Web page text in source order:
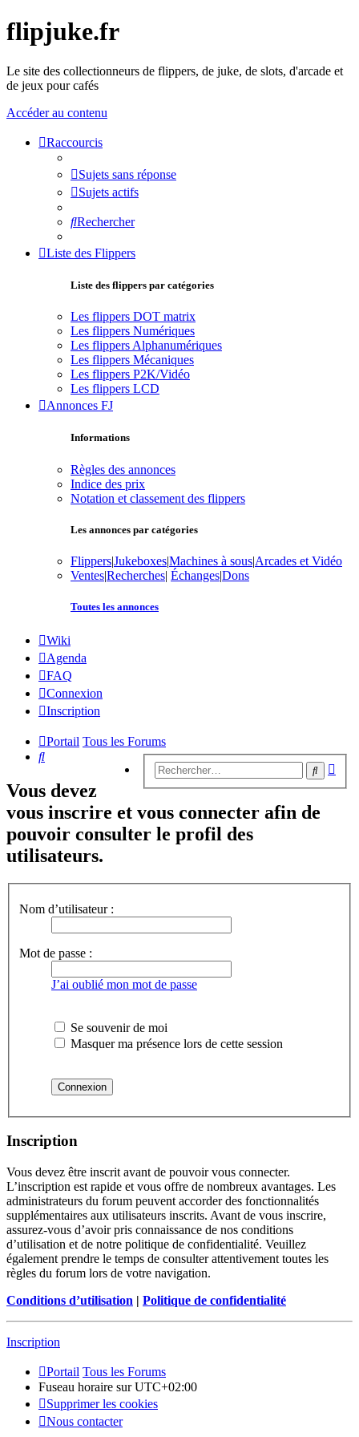
flipjuke.fr
Le site des collectionneurs de flippers, de juke, de slots, d'arcade et
de jeux pour cafés
Accéder au contenu
Raccourcis
Sujets sans réponse
Sujets actifs
Rechercher
Liste des Flippers
Liste des flippers par catégories
Les flippers DOT matrix
Les flippers Numériques
Les flippers Alphanumériques
Les flippers Mécaniques
Les flippers P2K/Vidéo
Les flippers LCD
Annonces FJ
Informations
Règles des annonces
Indice des prix
Notation et classement des flippers
Les annonces par catégories
Flippers|Jukeboxes|Machines à sous|Arcades et Vidéo
Ventes|Recherches| Échanges|Dons
Toutes les annonces
Wiki
Agenda
FAQ
Connexion
Inscription
Portail Tous les Forums
Rechercher
Vous devez
vous inscrire et vous connecter afin de
pouvoir consulter le profil des
utilisateurs.
Nom d’utilisateur :
Mot de passe :
J’ai oublié mon mot de passe
Se souvenir de moi
Masquer ma présence lors de cette session
Inscription
Vous devez être inscrit avant de pouvoir vous connecter.
L’inscription est rapide et vous offre de nombreux avantages. Les
administrateurs du forum peuvent accorder des fonctionnalités
supplémentaires aux utilisateurs inscrits. Avant de vous inscrire,
assurez-vous d’avoir pris connaissance de nos conditions
d’utilisation et de notre politique de confidentialité. Veuillez
également prendre le temps de consulter attentivement toutes les
règles du forum lors de votre navigation.
Conditions d’utilisation | Politique de confidentialité
Inscription
Portail Tous les Forums
Fuseau horaire surUTC+02:00
Supprimer les cookies
Nous contacter